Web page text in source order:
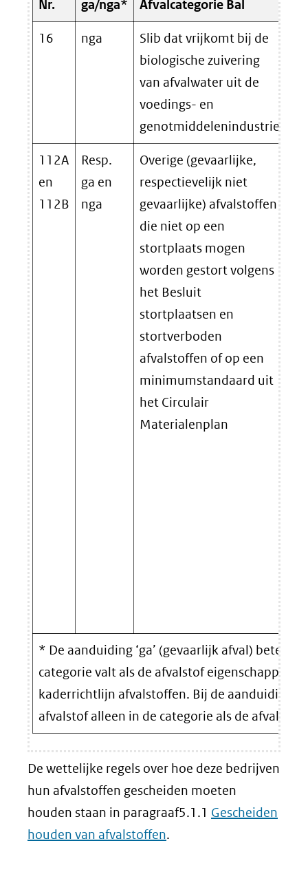
Nr. ga/nga* Afvalcategorie Bal
16 nga
Slib dat vrijkomt bij de
biologische zuivering
van afvalwater uit de
voedings- en
genotmiddelenindustrie
112A
en
112B
Resp.
ga en
nga
Overige (gevaarlijke,
respectievelijk niet
gevaarlijke) afvalstoffen
die niet op een
stortplaats mogen
worden gestort volgens
het Besluit
stortplaatsen en
stortverboden
afvalstoffen of op een
minimumstandaard uit
het Circulair
Materialenplan
* De aanduiding ‘ga’ (gevaarlijk afval)
categorie valt als de afvalstof eigenschappen
kaderrichtlijn afvalstoffen. Bij de aanduiding
afvalstof alleen in de categorie als de afvalstof
De wettelijke regels over hoe deze bedrijven
hun afvalstoffen gescheiden moeten
houden staan in paragraaf5.1.1 Gescheiden
houden van afvalstoffen.